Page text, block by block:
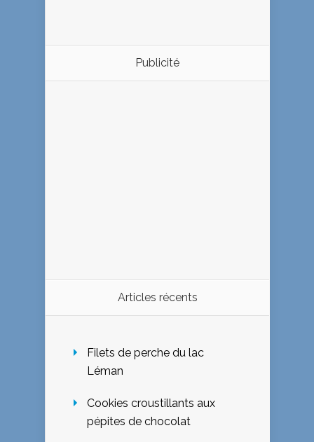
Publicité
Articles récents
Filets de perche du lac
Léman
Cookies croustillants aux
pépites de chocolat